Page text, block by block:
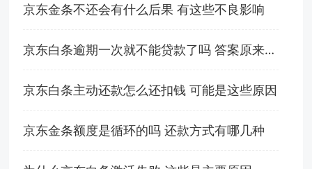
京东金条不还会有什么后果 有这些不良影响
京东白条逾期一次就不能贷款了吗 答案原来是这样
京东白条主动还款怎么还扣钱 可能是这些原因
京东金条额度是循环的吗 还款方式有哪几种